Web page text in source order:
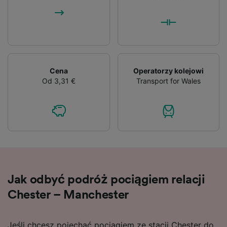
Cena
Od 3,31 €
Operatorzy kolejowi
Transport for Wales
Jak odbyć podróż pociągiem relacji
Chester – Manchester